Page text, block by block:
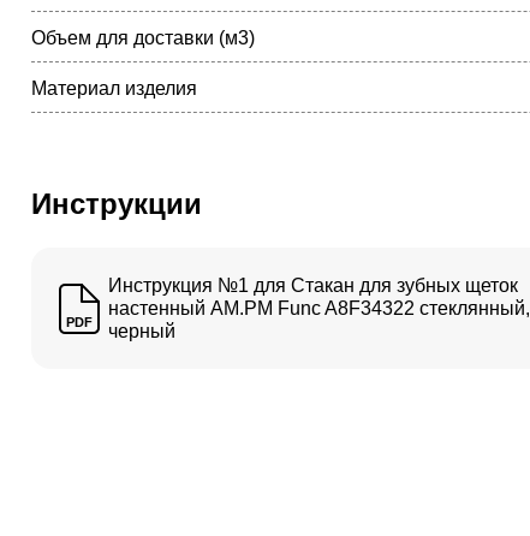
Объем для доставки (м3)
Материал изделия
Инструкции
PDF
Инструкция №1 для Стакан для зубных щеток
настенный AM.PM Func A8F34322 стеклянный,
черный